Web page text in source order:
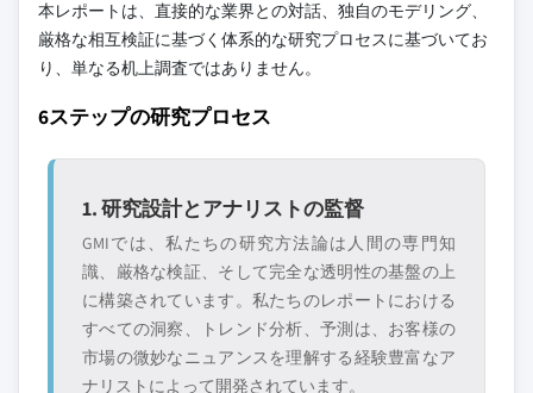
本レポートは、直接的な業界との対話、独自のモデリング、
厳格な相互検証に基づく体系的な研究プロセスに基づいてお
り、単なる机上調査ではありません。
6ステップの研究プロセス
1. 研究設計とアナリストの監督
GMIでは、私たちの研究方法論は人間の専門知
識、厳格な検証、そして完全な透明性の基盤の上
に構築されています。私たちのレポートにおける
すべての洞察、トレンド分析、予測は、お客様の
市場の微妙なニュアンスを理解する経験豊富なア
ナリストによって開発されています。